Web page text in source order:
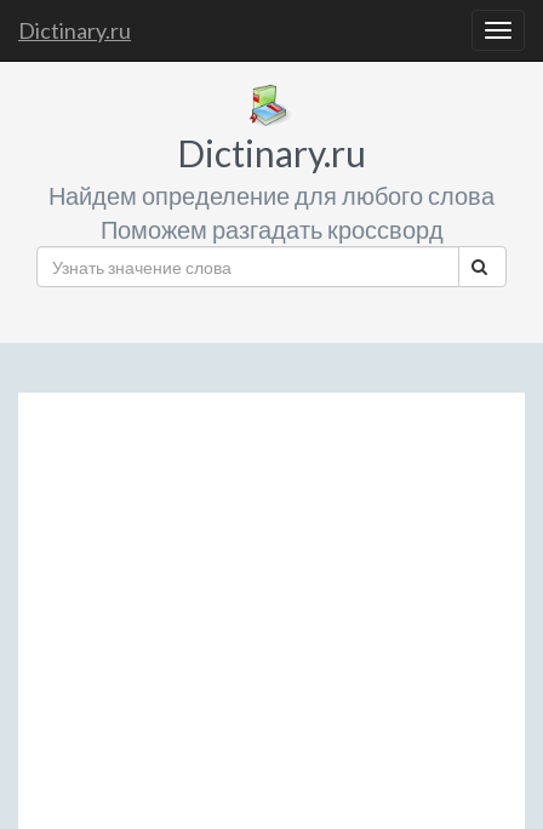
Dictinary.ru
Dictinary.ru
Найдем определение для любого слова
Поможем разгадать кроссворд